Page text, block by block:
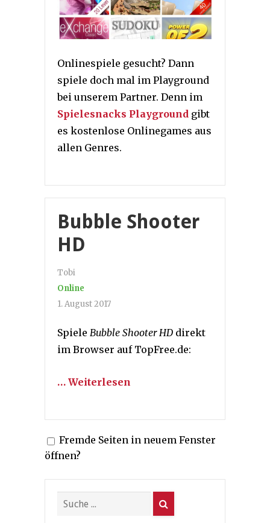
Onlinespiele gesucht? Dann
spiele doch mal im Playground
bei unserem Partner. Denn im
Spielesnacks Playground gibt
es kostenlose Onlinegames aus
allen Genres.
Bubble Shooter
HD
Tobi
Online
1. August 2017
Spiele Bubble Shooter HD direkt
im Browser auf TopFree.de:
… Weiterlesen
Fremde Seiten in neuem Fenster
öffnen?